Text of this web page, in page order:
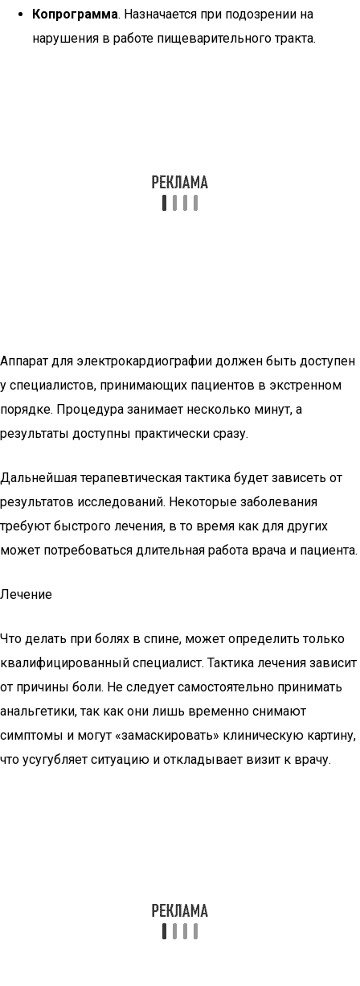
Копрограмма. Назначается при подозрении на
нарушения в работе пищеварительного тракта.
Аппарат для электрокардиографии должен быть доступен
у специалистов, принимающих пациентов в экстренном
порядке. Процедура занимает несколько минут, а
результаты доступны практически сразу.
Дальнейшая терапевтическая тактика будет зависеть от
результатов исследований. Некоторые заболевания
требуют быстрого лечения, в то время как для других
может потребоваться длительная работа врача и пациента.
Лечение
Что делать при болях в спине, может определить только
квалифицированный специалист. Тактика лечения зависит
от причины боли. Не следует самостоятельно принимать
анальгетики, так как они лишь временно снимают
симптомы и могут «замаскировать» клиническую картину,
что усугубляет ситуацию и откладывает визит к врачу.